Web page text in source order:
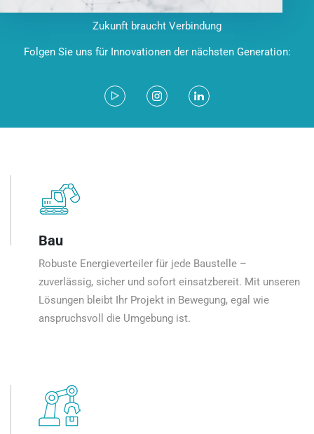
Zukunft braucht Verbindung
Folgen Sie uns für Innovationen der nächsten Generation:
Bau
Robuste Energieverteiler für jede Baustelle –
zuverlässig, sicher und sofort einsatzbereit. Mit unseren
Lösungen bleibt Ihr Projekt in Bewegung, egal wie
anspruchsvoll die Umgebung ist.